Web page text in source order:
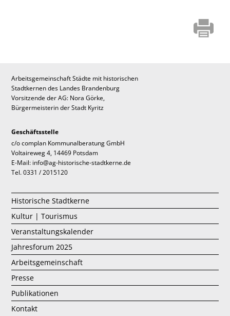
Arbeitsgemeinschaft Städte mit historischen
Stadtkernen des Landes Brandenburg
Vorsitzende der AG: Nora Görke,
Bürgermeisterin der Stadt Kyritz
Geschäftsstelle
c/o complan Kommunalberatung GmbH
Voltaireweg 4, 14469 Potsdam
E-Mail: info@ag-historische-stadtkerne.de
Tel. 0331 / 2015120
Historische Stadtkerne
Kultur | Tourismus
Veranstaltungskalender
Jahresforum 2025
Arbeitsgemeinschaft
Presse
Publikationen
Kontakt